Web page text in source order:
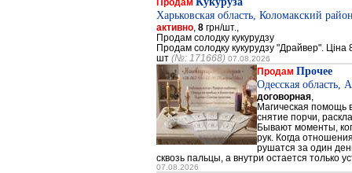
Продам
Харьковская область, Коломакский
активно 8 грн/шт.,
Продам солодку кукурудзу
Продам солодку кукурудзу "Драйвер". Ціна
шт (№: 171668) 07.08.2026
Продам Прочее
Одесская область,
договорная
Магическая помощь
снятие порчи,
Бывают моменты,
рук. Когда
рушатся за один
сквозь пальцы, а внутри остается только
07.08.2026